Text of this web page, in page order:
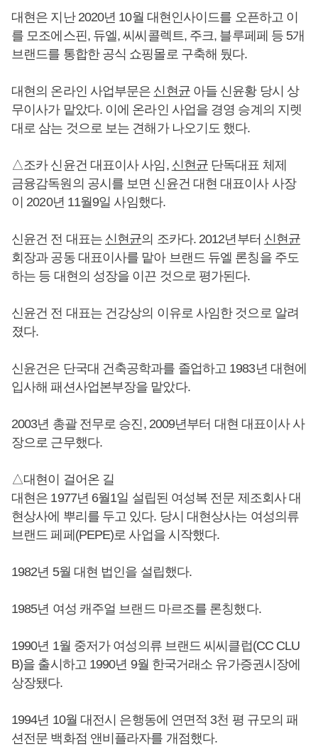
대현은 지난 2020년 10월 대현인사이드를 오픈하고 이
를 모조에스핀, 듀엘, 씨씨콜렉트, 주크, 블루페페 등 5개
브랜드를 통합한 공식 쇼핑몰로 구축해 뒀다.
대현의 온라인 사업부문은 신현균아들 신윤황 당시 상
무이사가 맡았다. 이에 온라인 사업을 경영 승계의 지렛
대로 삼는 것으로 보는 견해가 나오기도 했다.
△조카 신윤건 대표이사 사임, 신현균 단독대표 체제
금융감독원의 공시를 보면 신윤건 대현 대표이사 사장
이 2020년 11월9일 사임했다.
신윤건 전 대표는 신현균의 조카다. 2012년부터 신현균
회장과 공동 대표이사를 맡아 브랜드 듀엘 론칭을 주도
하는 등 대현의 성장을 이끈 것으로 평가된다.
신윤건 전 대표는 건강상의 이유로 사임한 것으로 알려
졌다.
신윤건은 단국대 건축공학과를 졸업하고 1983년 대현에
입사해 패션사업본부장을 맡았다.
2003년 총괄 전무로 승진, 2009년부터 대현 대표이사 사
장으로 근무했다.
△대현이 걸어온 길
대현은 1977년 6월1일 설립된 여성복 전문 제조회사 대
현상사에 뿌리를 두고 있다. 당시 대현상사는 여성의류
브랜드 페페(PEPE)로 사업을 시작했다.
1982년 5월 대현 법인을 설립했다.
1985년 여성 캐주얼 브랜드 마르조를 론칭했다.
1990년 1월 중저가 여성의류 브랜드 씨씨클럽(CC CLU
B)을 출시하고 1990년 9월 한국거래소 유가증권시장에
상장됐다.
1994년 10월 대전시 은행동에 연면적 3천 평 규모의 패
션전문 백화점 앤비플라자를 개점했다.